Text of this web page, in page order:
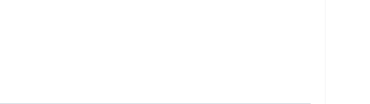
等
ド・OS・ミドルウェアセキュリティ設計支援 等
り、侵入前提の検知・対応力が競争力を左右。
の再設計が必要。